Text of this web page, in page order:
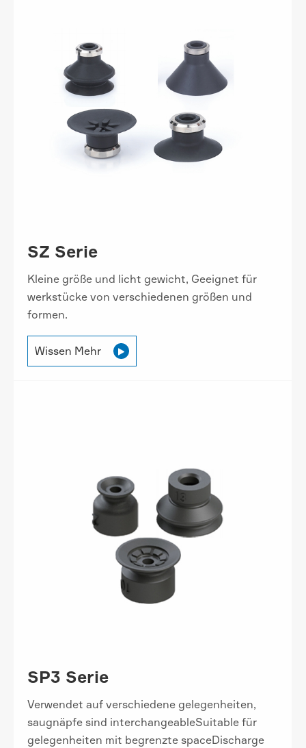
SZ Serie
Kleine größe und licht gewicht, Geeignet für
werkstücke von verschiedenen größen und
formen.
Wissen Mehr 
SP3 Serie
Verwendet auf verschiedene gelegenheiten,
saugnäpfe sind interchangeableSuitable für
gelegenheiten mit begrenzte spaceDischarge